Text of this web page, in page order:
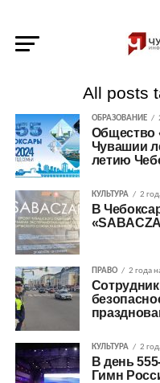
All posts
ОБРАЗОВАНИЕ
Общество
Чувашии
летию
КУЛЬТУРА 2
В
ПРАВО 2 года
КУЛЬТУРА 2
В день
Гимн